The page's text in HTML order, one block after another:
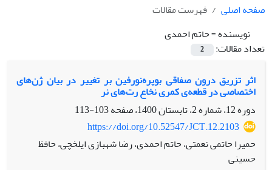
صفحه اصلی
فهرست مقالات
نویسنده =حاتم احمدی
تعداد مقالات:
2
اثر تزریق درون صفاقی بوپره‌نورفین بر تغییر در بیان ژن‌های
اختصاصی در قطعه‌ی کمری نخاع رت‌های نر
دوره 12، شماره 2، تابستان 1400، صفحه
103-113
https://doi.org/10.52547/JCT.12.2103
حمیرا حاتمی نعمتی، حاتم احمدی، رضا شهبازی ایلخچی، حافظ
حسینی